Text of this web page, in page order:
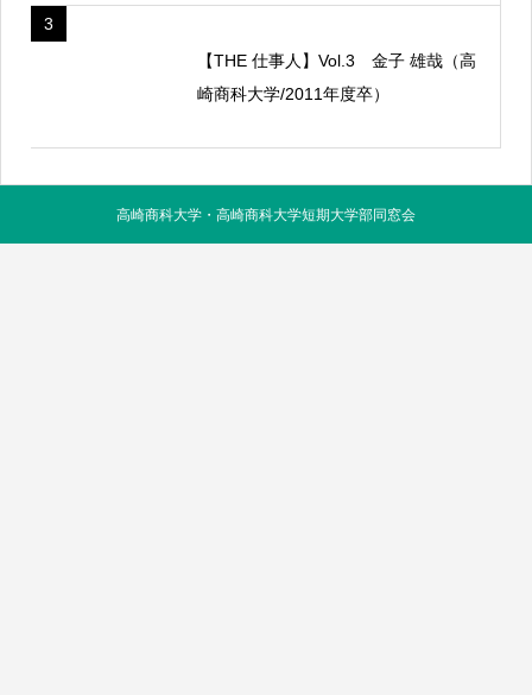
3
【THE 仕事人】Vol.3 金子 雄哉（高
崎商科大学/2011年度卒）
高崎商科大学・高崎商科大学短期大学部同窓会